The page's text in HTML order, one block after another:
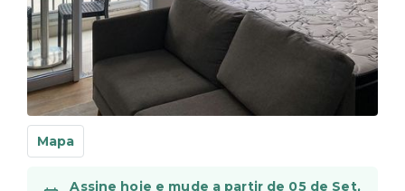
Assine hoje e mude a partir de 05 de Set,
Mapa